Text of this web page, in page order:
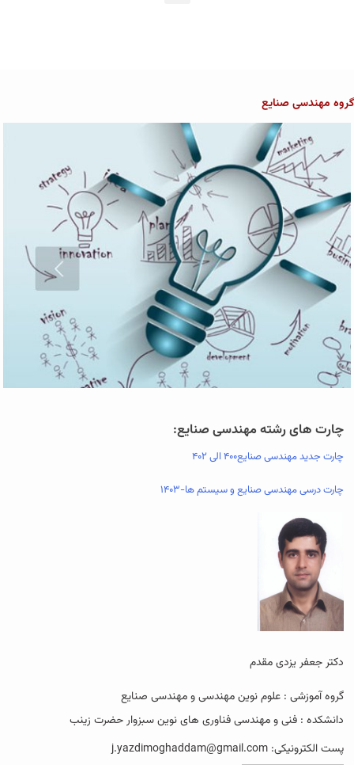
گروه مهندسی صنایع
چارت های رشته مهندسی صنایع:
چارت جدید مهندسی صنایع۴۰۰ الی ۴۰۲
چارت درسی مهندسی صنایع و سیستم ها-۱۴۰۳
دکتر جعفر یزدی مقدم
گروه آموزشی : علوم نوین مهندسی و مهندسی صنایع
دانشکده : فنی و مهندسی فناوری های نوین سبزوار حضرت زینب
پست الکترونیکی: j.yazdimoghaddam@gmail.com